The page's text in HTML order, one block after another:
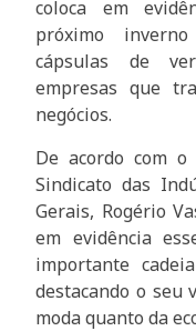
coloca em
próximo
cápsulas de
empresas que
negócios.
De acordo com
Sindicato das
Gerais, Rogério
em evidência
importante
destacando o seu
moda quanto da